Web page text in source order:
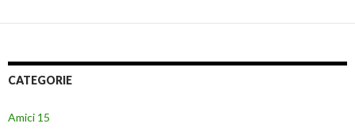
CATEGORIE
Amici 15